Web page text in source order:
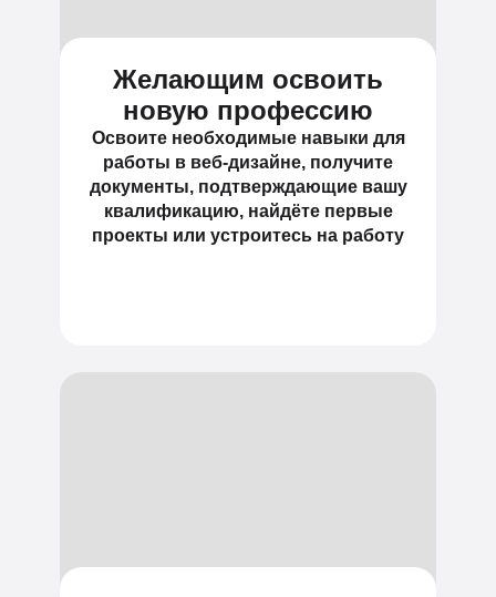
Желающим освоить
новую профессию
Освоите необходимые навыки для
работы в веб-дизайне, получите
документы, подтверждающие вашу
квалификацию, найдёте первые
проекты или устроитесь на работу